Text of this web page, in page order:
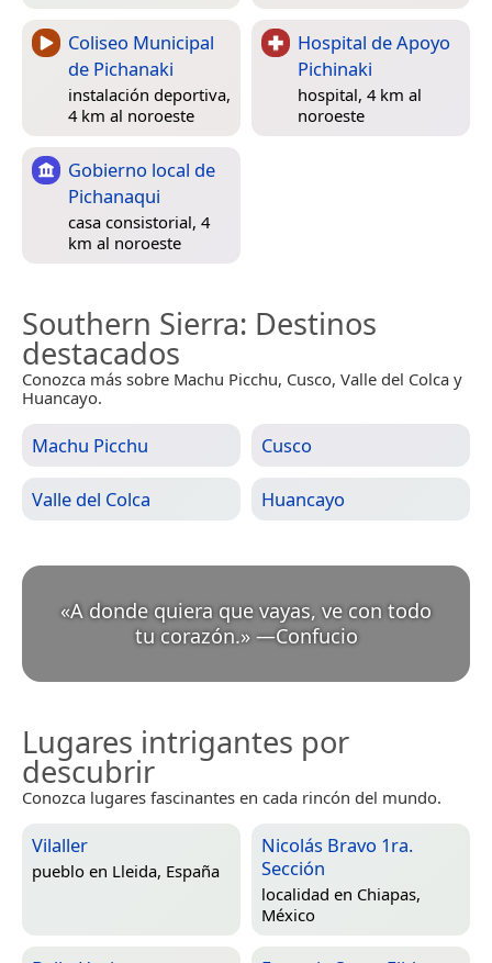
Coliseo Municipal
de Pichanaki
instalación deportiva,
4 km al noroeste
Hospital de Apoyo
Pichinaki
hospital, 4 km al
noroeste
Gobierno local de
Pichanaqui
casa consistorial, 4
km al noroeste
Southern Sierra: Destinos
destacados
Conozca más sobre Machu Picchu, Cusco, Valle del Colca y
Huancayo.
Machu Picchu Cusco
Valle del Colca Huancayo
«A donde quiera que vayas, ve con todo
tu corazón.» —Confucio
Lugares intrigantes por
descubrir
Conozca lugares fascinantes en cada rincón del mundo.
Vilaller
pueblo en Lleida, España
Nicolás Bravo 1ra.
Sección
localidad en Chiapas,
México